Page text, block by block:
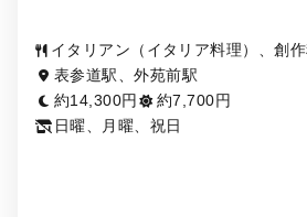
イタリアン（イタリア料理）、創
ブ・フュージョン
表参道駅、外苑前駅
約14,300円
約7,700円
日曜、月曜、祝日